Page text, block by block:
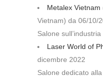
Metalex Vietnam
Vietnam) da 06/10/
Salone
Laser World of
dicembre 2022
Salone dedicato